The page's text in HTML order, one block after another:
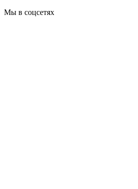
Мы в соцсетях